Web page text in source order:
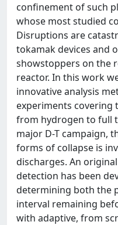
confinement of such
whose most studied
Disruptions are
tokamak devices and
showstoppers on the
reactor. In this work
innovative analysis
experiments covering
from hydrogen to full
major D-T campaign,
forms of collapse is
discharges. An
detection has been
determining both the
interval remaining
with adaptive, from